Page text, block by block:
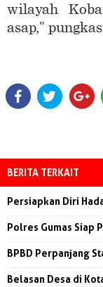
wilayah
asap,"
BERITA TERKAIT
Persiapkan Diri
Polres Gumas Siap
BPBD Perpanjang
Belasan Desa di